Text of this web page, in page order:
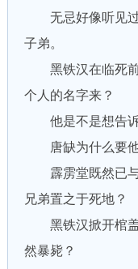
无忌好像听见过
子弟。
黑铁汉在临死前
个人的名字来？
他是不是想告诉
唐缺为什么要他
霹雳堂既然已与
兄弟置之于死地？
黑铁汉掀开棺盖
然暴毙？